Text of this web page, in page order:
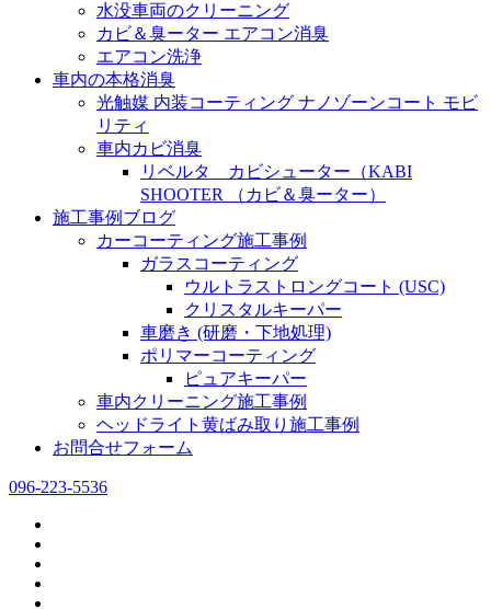
水没車両のクリーニング
カビ＆臭ーター エアコン消臭
エアコン洗浄
車内の本格消臭
光触媒 内装コーティング ナノゾーンコート モビ
リティ
車内カビ消臭
リベルタ カビシューター（KABI
SHOOTER （カビ＆臭ーター）
施工事例ブログ
カーコーティング施工事例
ガラスコーティング
ウルトラストロングコート (USC)
クリスタルキーパー
車磨き (研磨・下地処理)
ポリマーコーティング
ピュアキーパー
車内クリーニング施工事例
ヘッドライト黄ばみ取り施工事例
お問合せフォーム
096-223-5536